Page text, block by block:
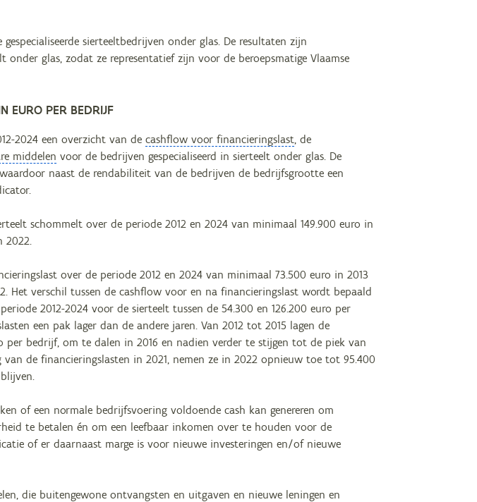
sierteeltbedrijven onder glas. De resultaten zijn
onder glas, zodat ze representatief zijn voor de beroepsmatige Vlaamse
EURO PER BEDRIJF
2024 een overzicht van decashflow voor financieringslast, de
middelen voor de bedrijven gespecialiseerd in sierteelt onder glas. De
naast de rendabiliteit van de bedrijven de bedrijfsgrootte een
schommelt over de periode 2012 en 2024 van minimaal 149.900 euro in
2022.
over de periode 2012 en 2024 van minimaal 73.500 euro in 2013
Het verschil tussen de cashflow voor en na financieringslast wordt bepaald
2012-2024 voor de sierteelt tussen de 54.300 en 126.200 euro per
een pak lager dan de andere jaren. Van 2012 tot 2015 lagen de
per bedrijf, om te dalen in 2016 en nadien verder te stijgen tot de piek van
de financieringslasten in 2021, nemen ze in 2022 opnieuw toe tot 95.400
of een normale bedrijfsvoering voldoende cash kan genereren om
te betalen én om een leefbaar inkomen over te houden voor de
of er daarnaast marge is voor nieuwe investeringen en/of nieuwe
die buitengewone ontvangsten en uitgaven en nieuwe leningen en